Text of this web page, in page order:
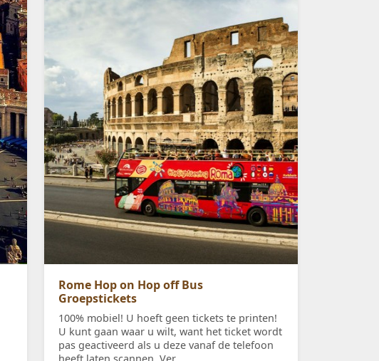
Rome Hop on Hop off Bus
Groepstickets
100% mobiel! U hoeft geen tickets te printen!
U kunt gaan waar u wilt, want het ticket wordt
pas geactiveerd als u deze vanaf de telefoon